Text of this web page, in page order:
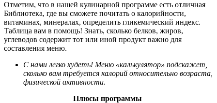
Отметим, что в нашей кулинарной программе есть отличная
Библиотека, где вы сможете почитать о калорийности,
витаминах, минералах, определить гликемический индекс.
Таблица вам в помощь! Знать, сколько белков, жиров,
углеводов содержит тот или иной продукт важно для
составления меню.
С нами легко худеть! Меню «калькулятор» подскажет,
сколько вам требуется калорий относительно возраста,
физической активности.
Плюсы программы